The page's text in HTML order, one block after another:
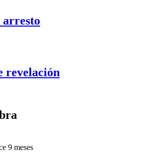
arresto
revelación
9 meses